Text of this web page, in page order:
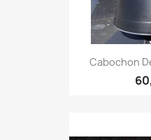
Cabochon